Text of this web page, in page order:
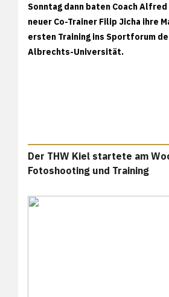
Sonntag dann baten Coach
neuer Co-Trainer Filip Jicha ihre
ersten Training ins Sportforum
Albrechts-Universität.
Der THW Kiel startete am
Fotoshooting und Training